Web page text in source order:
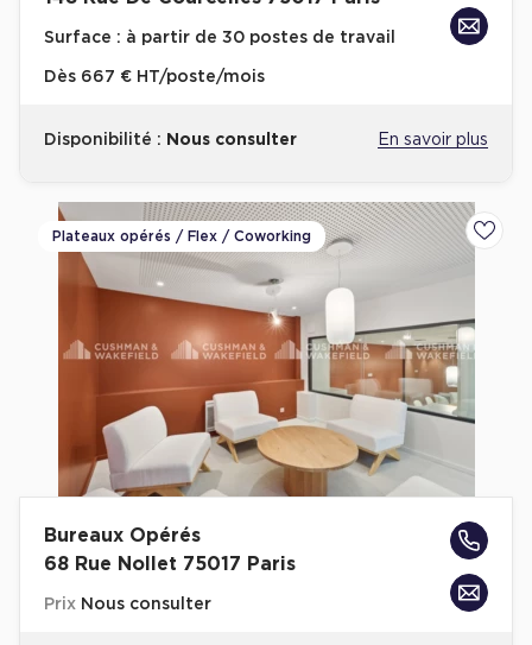
Surface : à partir de 30 postes de travail
Dès 667 € HT/poste/mois
Disponibilité : Nous consulter En savoir plus
Plateaux opérés / Flex / Coworking
Bureaux Opérés
68 Rue Nollet 75017 Paris
Prix Nous consulter